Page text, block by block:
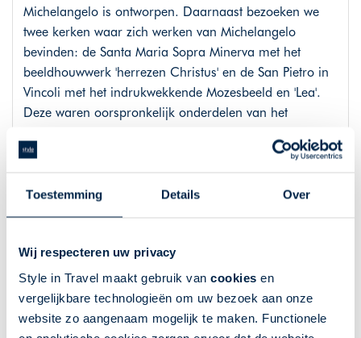
Toestemming Details Over
Wij respecteren uw privacy
Style in Travel maakt gebruik van cookies en
vergelijkbare technologieën om uw bezoek aan onze
website zo aangenaam mogelijk te maken. Functionele
Michelangelo is ontworpen. Daarnaast bezoeken we
twee kerken waar zich werken van Michelangelo
bevinden: de Santa Maria Sopra Minerva met het
beeldhouwwerk 'herrezen Christus' en de San Pietro in
Vincoli met het indrukwekkende Mozesbeeld en 'Lea'.
Deze waren oorspronkelijk onderdelen van het
behoorden.
Ontbijt in het hotel.
en het Vaticaan.
De bus brengt ons naar Vaticaanstad. We beginnen bij
de Sint Pieter waarvan Michelangelo de prachtige